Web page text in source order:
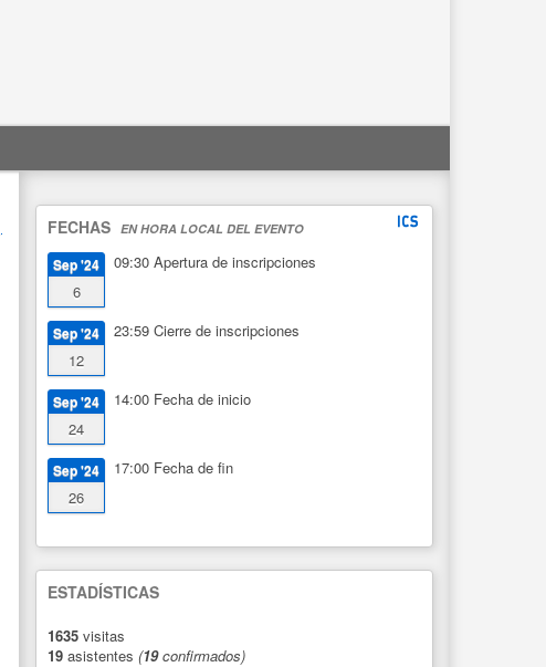
FECHAS EN HORA LOCAL DEL EVENTO
Sep '24
6
09:30 Apertura de inscripciones
Sep '24
12
23:59 Cierre de inscripciones
Sep '24
24
14:00 Fecha de inicio
Sep '24
26
17:00 Fecha de fin
ESTADÍSTICAS
1635 visitas
19 asistentes (19confirmados)